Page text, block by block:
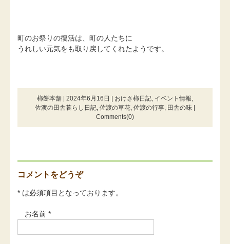
町のお祭りの復活は、町の人たちに
うれしい元気をも取り戻してくれたようです。
柿餅本舗 | 2024年6月16日 | おけさ柿日記, イベント情報,
佐渡の田舎暮らし日記, 佐渡の草花, 佐渡の行事, 田舎の味
Comments(0)
コメントをどうぞ
* は必須項目となっております。
お名前 *